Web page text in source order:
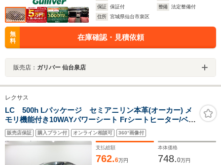
保証
保証付 整備
法定整備付
住所
宮城県仙台市泉区
無
料
在庫確認・見積依頼
販売店： ガリバー 仙台泉店
レクサス
LC 500h Lパッケージ セミアニリン本革(オーカー) メ
モリ機能付き10WAYパワーシート Frシートヒーター/ベン
チレーション ステアリングヒーター ガラスルーフ 純正
SDナビ 地デジTV Bカメラ LSS+ 三眼LED-HL
販売店保証 購入プラン付 オンライン相談可 360°画像付
支払総額
762.6万円
本体価格
748.0万円